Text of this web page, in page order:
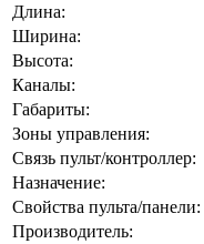
Длина:
Ширина:
Высота:
Каналы:
Габариты:
Зоны управления:
Связь пульт/контроллер:
Назначение:
Свойства пульта/панели:
Производитель: